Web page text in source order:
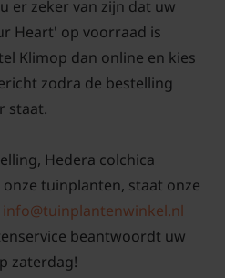
eens Kaukasische
heeft groot bont blad
bladeren groengele
overgang daartussen
onregelmatige lichtgele
'Sulphur Heart'
er zeker van zijn dat uw
Heart' op voorraad is
Klimop dan online en kies
zodra de bestelling
staat.
Hedera colchica
tuinplanten, staat onze
info@tuinplantenwinkel.nl
beantwoordt uw
zaterdag!